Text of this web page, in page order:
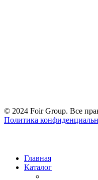
© 2024 Foir Group. Все
Политика
Главная
Каталог